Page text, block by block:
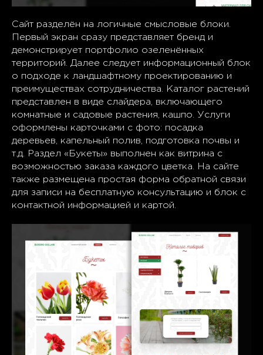
Сайт разделён на логичные смысловые блоки.
Первый экран сразу представляет бренд и
демонстрирует портфолио озеленённых
территорий. Далее следует информационный блок
о подходе к ландшафтному проектированию и
преимуществах сотрудничества. Каталог растений
представлен в виде слайдера, включающего
комнатные и садовые растения, кашпо. Услуги
оформлены карточками с фото: посадка
деревьев, капельный полив, подготовка почвы и
т.д. Раздел «Букеты» выполнен как витрина с
возможностью заказа каждого цветка. На сайте
также размещена простая форма обратной связи
для записи на бесплатную консультацию и блок с
контактной информацией и картой.